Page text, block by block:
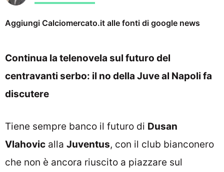
Aggiungi Calciomercato.it alle fonti di google news
Continua la telenovela sul futuro del
centravanti serbo: il no della Juve al Napoli fa
discutere
Tiene sempre banco il futuro di Dusan
Vlahovic alla Juventus, con il club bianconero
che non è ancora riuscito a piazzare sul